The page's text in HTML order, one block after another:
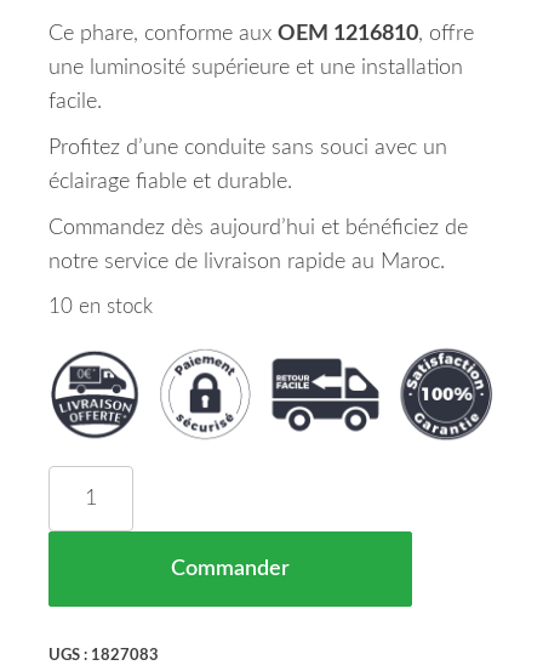
Ce phare, conforme aux OEM 1216810, offre
une luminosité supérieure et une installation
facile.
Profitez d’une conduite sans souci avec un
éclairage fiable et durable.
Commandez dès aujourd’hui et bénéficiez de
notre service de livraison rapide au Maroc.
10 en stock
Commander
UGS : 1827083